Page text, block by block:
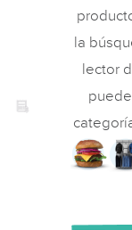
la
lector